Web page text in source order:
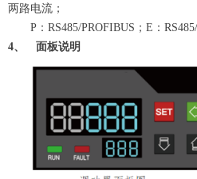
两路电流；
P：RS485/PROFIBUS；E：
4、
面板说明